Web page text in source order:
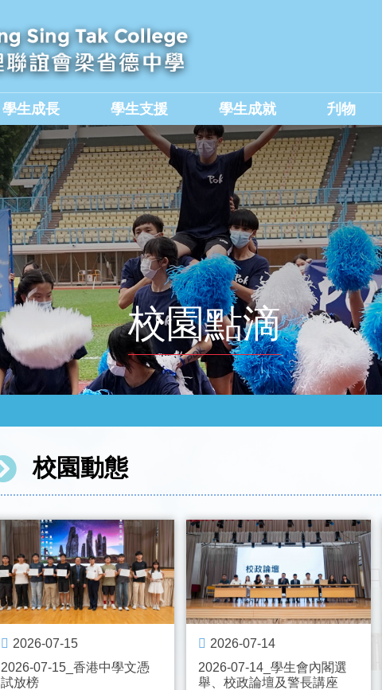
學生成長 學生支援 學生成就 刋物
校園點滴
校園動態
2026-07-15
2026-07-15_香港中學文憑
試放榜
2026-07-14
2026-07-14_學生會內閣選
舉、校政論壇及警長講座